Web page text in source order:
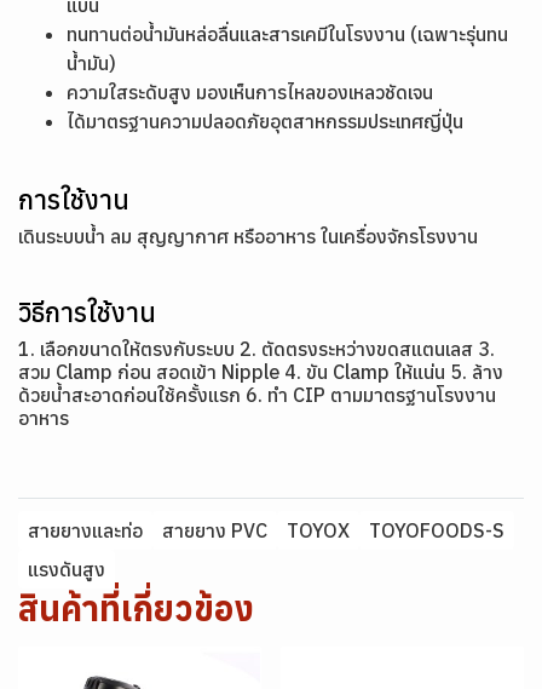
แบน
ทนทานต่อน้ำมันหล่อลื่นและสารเคมีในโรงงาน (เฉพาะรุ่นทน
น้ำมัน)
ความใสระดับสูง มองเห็นการไหลของเหลวชัดเจน
ได้มาตรฐานความปลอดภัยอุตสาหกรรมประเทศญี่ปุ่น
การใช้งาน
เดินระบบน้ำ ลม สุญญากาศ หรืออาหาร ในเครื่องจักรโรงงาน
วิธีการใช้งาน
1. เลือกขนาดให้ตรงกับระบบ 2. ตัดตรงระหว่างขดสแตนเลส 3.
สวม Clamp ก่อน สอดเข้า Nipple 4. ขัน Clamp ให้แน่น 5. ล้าง
ด้วยน้ำสะอาดก่อนใช้ครั้งแรก 6. ทำ CIP ตามมาตรฐานโรงงาน
อาหาร
สายยางและท่อ สายยาง PVC TOYOX
TOYOFOODS-S
แรงดันสูง
สินค้าที่เกี่ยวข้อง